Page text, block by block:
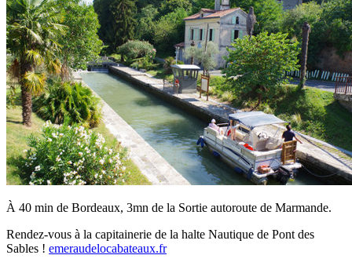
À 40 min de Bordeaux, 3mn de la Sortie autoroute de Marmande.
Rendez-vous à la capitainerie de la halte Nautique de Pont des
Sables ! emeraudelocabateaux.fr